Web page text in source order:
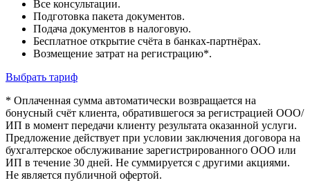
Все консультации.
Подготовка пакета документов.
Подача документов в налоговую.
Бесплатное открытие счёта в банках-партнёрах.
Возмещение затрат на регистрацию*.
Выбрать тариф
* Оплаченная сумма автоматически возвращается на
бонусный счёт клиента, обратившегося за регистрацией ООО/
ИП в момент передачи клиенту результата оказанной услуги.
Предложение действует при условии заключения договора на
бухгалтерское обслуживание зарегистрированного ООО или
ИП в течение 30 дней. Не суммируется с другими акциями.
Не является публичной офертой.